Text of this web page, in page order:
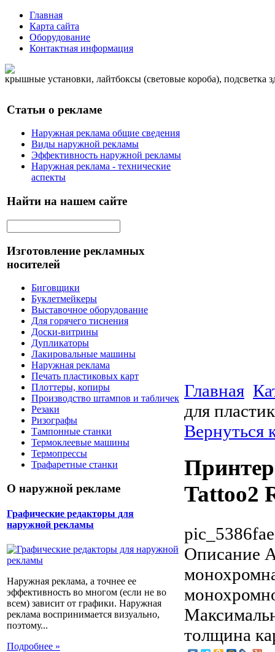
Главная
Карта сайта
Оборудование
Контактная информация
крышные установки, лайтбоксы (световые короба), подсветка
Статьи о рекламе
Наружная реклама общие сведения
Виды наружной рекламы
Эффективность наружной рекламы
Наружная реклама - технические
аспекты
Найти на нашем сайте
Изготовление рекламных
носителей
Биговщики
Буклетмейкеры
Выставочное оборудование
Для горячего тиснения
Доски-витрины
Дупликаторы
Лакировальные машины
Наружная реклама
Печать пластиковых карт
Плоттеры, копиры
Производство штампов и табличек
Резаки
Ризографы
Тампонные станки
Термоклеевые машины
Термопрессы
Трафаретные станки
О наружной рекламе
Графические редакторы для
наружной рекламы
Наружная реклама, а точнее ее
эффективность во многом (если не во
всем) зависит от графики. Наружная
реклама воспринимается визуально,
поэтому...
Подробнее »
Главная
для
Вернуться
Tattoo2
Описание
толщина